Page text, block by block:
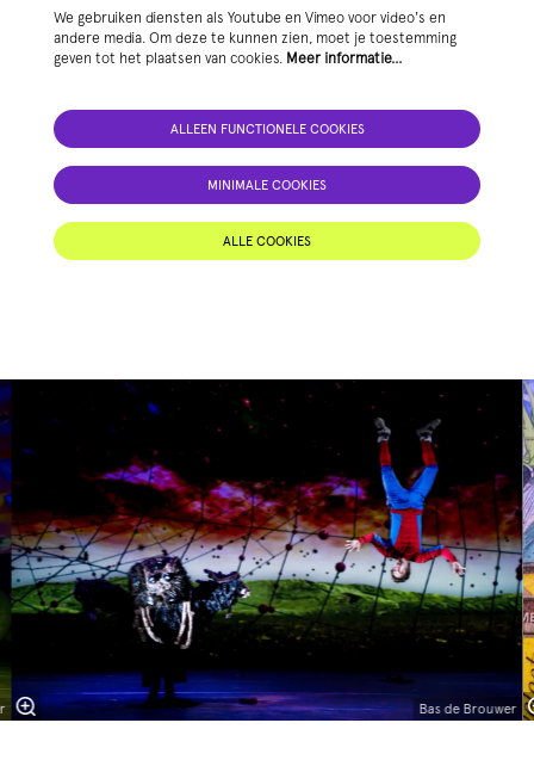
We gebruiken diensten als Youtube en Vimeo voor video's en
andere media. Om deze te kunnen zien, moet je toestemming
geven tot het plaatsen van cookies. Meer informatie…
ALLEEN FUNCTIONELE COOKIES
MINIMALE COOKIES
ALLE COOKIES
Overslaan
Bas de Brouwer